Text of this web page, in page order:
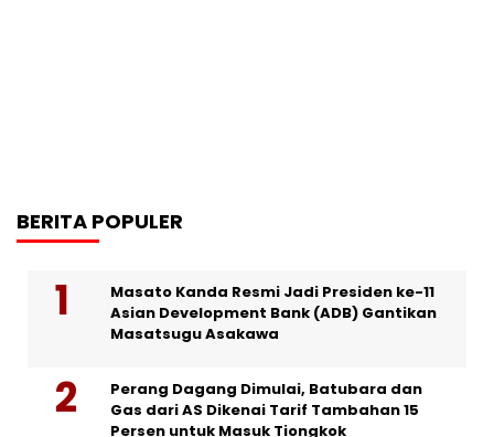
BERITA POPULER
Masato Kanda Resmi Jadi Presiden ke-11
Asian Development Bank (ADB) Gantikan
Masatsugu Asakawa
Perang Dagang Dimulai, Batubara dan
Gas dari AS Dikenai Tarif Tambahan 15
Persen untuk Masuk Tiongkok